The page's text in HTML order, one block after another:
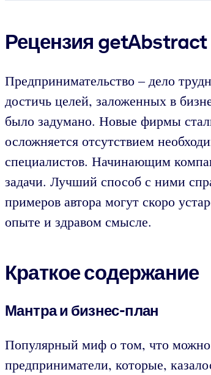
Рецензия getAbstract
Предпринимательство – дело
достичь целей, заложенных в
было задумано. Новые фирмы
осложняется отсутствием
специалистов. Начинающим
задачи. Лучший способ с ними
примеров автора могут скоро
опыте и здравом смысле.
Краткое содержание
Мантра и бизнес-план
Популярный миф о том, что можно
предприниматели, которые,